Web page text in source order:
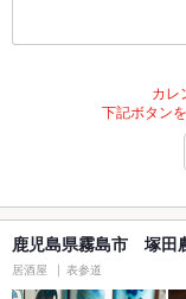
カレ
下記ボタン
鹿児島県霧島市 塚
居酒屋 表参道